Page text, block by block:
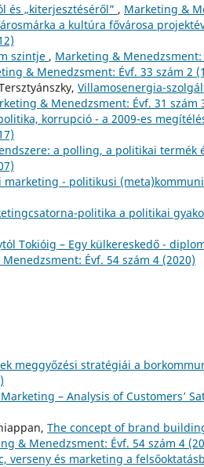
és „kiterjesztéséről” , Marketing &
a kultúra fővárosa
szintje , Marketing & Menedzsment:
& Menedzsment: Évf. 33 szám 2
Villamosenergia-
& Menedzsment: Évf. 31 szám
korrupció - a 2009-es
a polling, a politikai termék
marketing - politikusi
politika a politikai
Tokióig – Egy külkereskedő -
Évf. 54 szám 4 (2020)
meggyőzési stratégiái a
– Analysis of Customers’
The concept of brand
& Menedzsment: Évf. 54 szám 4
verseny és marketing a